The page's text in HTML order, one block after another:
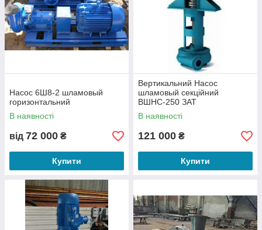
можете задать нашим специалистам, так же они предоставят
Вам информацию о цене насоса, стоимости доставки,
направят прайс-лист, проведут консультацию. Купить
шламовый насос по выгодной цене и получить
высококачественный сервис и обслуживание можно!
Насос 6Ш8-2 шламовый
горизонтальний
В наявності
від 72 000 ₴
Купити
Вертикальний Насос
шламовый секційний
ВШНС-250 ЗАТ
«Белебеевский
машинобудівний завод»
В наявності
121 000 ₴
Купити